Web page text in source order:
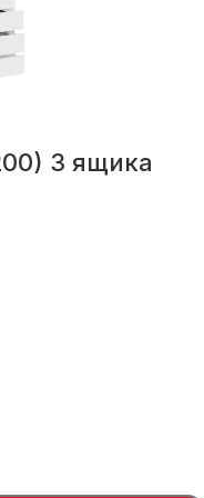
3 ящика